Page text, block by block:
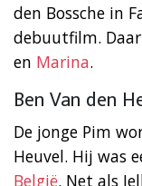
den Bossche in
debuutfilm.
en Marina.
Ben Van den
De jonge Pim
Heuvel. Hij was
België. Net als